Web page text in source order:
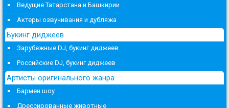
Ведущие Татарстана и Башкирии
Актеры озвучивания и дубляжа
Букинг диджеев
Зарубежные DJ, букинг диджеев
Российские DJ, букинг диджеев
Артисты оригинального жанра
Бармен шоу
Дрессированные животные